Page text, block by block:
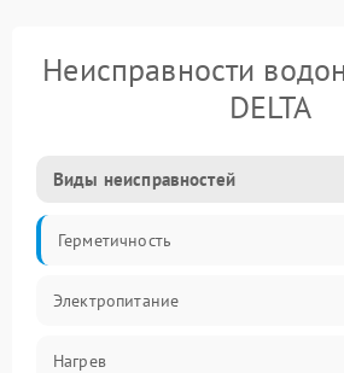
Неисправности
DELTA
Виды неисправностей
Герметичность
Электропитание
Нагрев